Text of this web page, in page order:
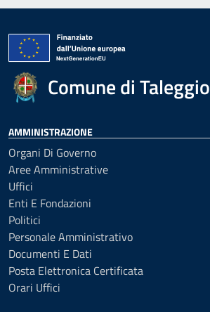
Comune di Taleggio
AMMINISTRAZIONE
Organi Di Governo
Aree Amministrative
Uffici
Enti E Fondazioni
Politici
Personale Amministrativo
Documenti E Dati
Posta Elettronica Certificata
Orari Uffici